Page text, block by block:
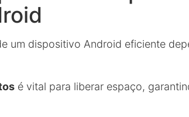
um dispositivo Android eficiente
é vital para liberar espaço,